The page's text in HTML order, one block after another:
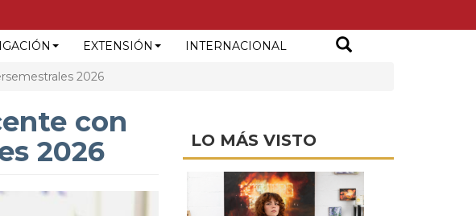
EXTENSIÓN INTERNACIONAL
2026
con
2026
LO MÁS VISTO